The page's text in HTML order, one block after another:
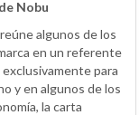
Nobu
algunos de los
en un referente
para
y en algunos de los
la carta